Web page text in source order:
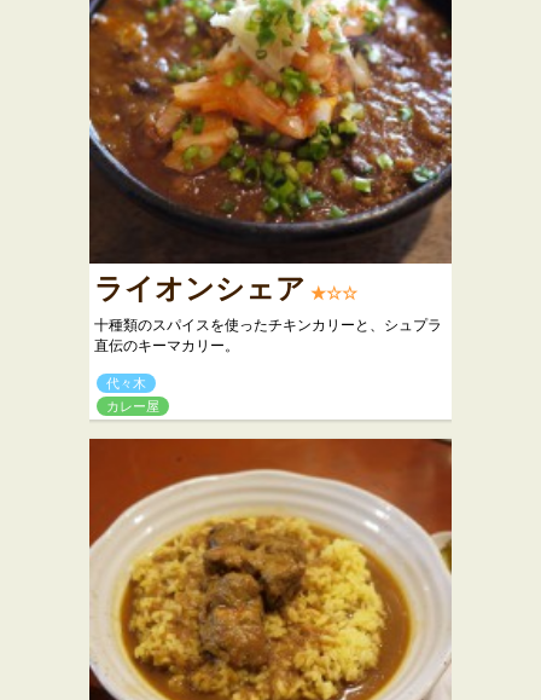
ライオンシェア ★☆☆
十種類のスパイスを使ったチキンカリーと、シュプラ
直伝のキーマカリー。
代々木
カレー屋